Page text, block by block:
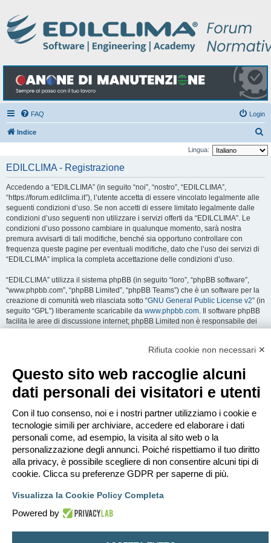
FAQ Login
Indice
e
Lingua:
EDILCLIMA - Registrazione
Accedendo a “EDILCLIMA” (in seguito “noi”, “nostro”, “EDILCLIMA”,
“https://forum.edilclima.it”), l’utente accetta di essere vincolato legalmente alle
seguenti condizioni d’uso. Se non accetti di essere limitato legalmente dalle
condizioni d’uso seguenti non utilizzare i servizi offerti da “EDILCLIMA”. Le
condizioni d’uso possono cambiare in qualunque momento, sarà nostra
premura avvisarti di tali modifiche, benché sia opportuno controllare con
frequenza queste pagine per eventuali modifiche, dato che l’uso dei servizi di
“EDILCLIMA” implica la completa accettazione delle condizioni d’uso.
“EDILCLIMA” utilizza il sistema phpBB (in seguito “loro”, “phpBB software”,
“www.phpbb.com”, “phpBB Limited”, “phpBB Teams”) che è un software per la
creazione di comunità web rilasciata sotto “GNU General Public License v2” (in
seguito “GPL”) liberamente scaricabile da www.phpbb.com . Il software phpBB
facilita le aree di discussione internet; phpBB Limited non è responsabile dei
contenuti e della gestione. Per ulteriori informazioni su phpBB:
minaccia, messaggio a sfondo sessuale, o qualsiasi altro tipo di materiale che
può violare una qualsiasi Legge del proprio Stato, o dello Stato dove
“EDILCLIMA” è ospitato, o di una Legge internazionale. Fare ciò porta
all’immediato e permanente divieto di accesso, con notifica al tuo provider
Internet se è ritenuto da noi opportuno. Tutti gli indirizzi IP sono registrati per
salvaguardare e rinforzare queste condizioni. Accetti che “EDILCLIMA” abbia il
diritto di rimuovere, riscrivere, spostare o chiudere qualsiasi argomento in
qualsiasi momento lo ritenga necessario. Come fruitore di questo servizio,
accetti che ogni informazione (dato personale) tu abbia inviato sia conservata
in un database. Al contempo queste informazioni non saranno divulgate a
nessuno senza il tuo consenso, né “EDILCLIMA” o phpBB sono da ritenersi
queste informazioni.
Rifiuta cookie non necessari ✕
Questo sito web raccoglie alcuni
dati personali dei visitatori e utenti
Con il tuo consenso, noi e i nostri partner utilizziamo i cookie e
tecnologie simili per archiviare, accedere ed elaborare i dati
personali come, ad esempio, la visita al sito web o la
personalizzazione degli annunci. Poiché rispettiamo il tuo diritto
alla privacy, è possibile scegliere di non consentire alcuni tipi di
cookie. Clicca su preferenze GDPR per saperne di più.
Visualizza la Cookie Policy Completa
Powered by